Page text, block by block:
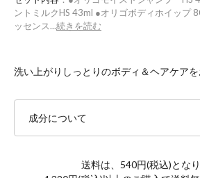
ントミルクHS 43ml ●オリゴボディホイップ
ッセンス...続きを読む
洗い上がりしっとりのボディ＆ヘアケアを
成分について